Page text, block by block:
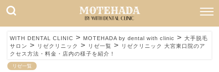
WITH DENTAL CLINIC > MOTEHADA by dental with clinic > 大手脱毛
サロン > リゼクリニック > リゼ一覧 >
リゼクリニック 大宮東口院のア
クセス方法・料金・店内の様子を紹介！
リゼ一覧